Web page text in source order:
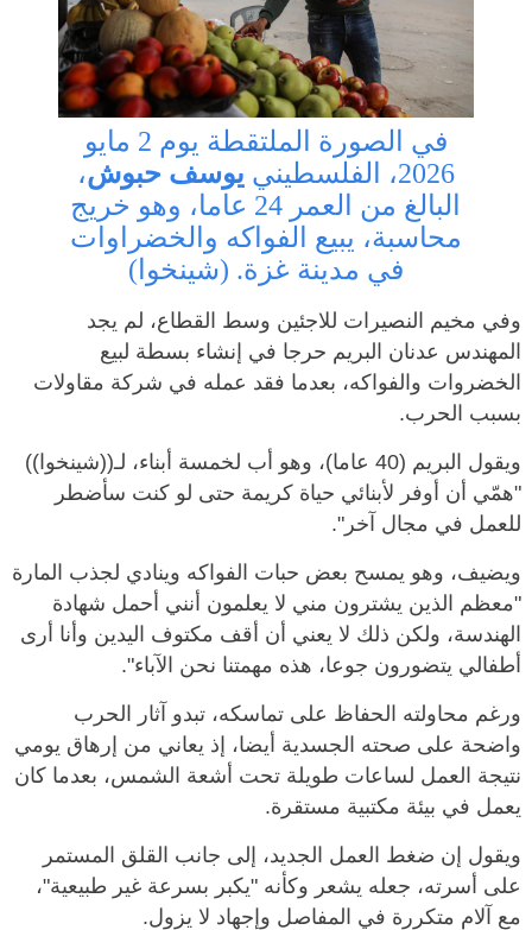
في الصورة الملتقطة يوم 2 مايو
2026، الفلسطيني
يوسف حبوش،
البالغ من العمر 24 عاما، وهو خريج
محاسبة، يبيع الفواكه والخضراوات
في مدينة غزة. (شينخوا)
وفي مخيم النصيرات للاجئين وسط القطاع، لم يجد
المهندس عدنان البريم حرجا في إنشاء بسطة لبيع
الخضروات والفواكه، بعدما فقد عمله في شركة مقاولات
بسبب الحرب.
ويقول البريم (40 عاما)، وهو أب لخمسة أبناء، لـ((شينخوا))
"همّي أن أوفر لأبنائي حياة كريمة حتى لو كنت سأضطر
للعمل في مجال آخر".
ويضيف، وهو يمسح بعض حبات الفواكه وينادي لجذب المارة
"معظم الذين يشترون مني لا يعلمون أنني أحمل شهادة
الهندسة، ولكن ذلك لا يعني أن أقف مكتوف اليدين وأنا أرى
أطفالي يتضورون جوعا، هذه مهمتنا نحن الآباء".
ورغم محاولته الحفاظ على تماسكه، تبدو آثار الحرب
واضحة على صحته الجسدية أيضا، إذ يعاني من إرهاق يومي
نتيجة العمل لساعات طويلة تحت أشعة الشمس، بعدما كان
يعمل في بيئة مكتبية مستقرة.
ويقول إن ضغط العمل الجديد، إلى جانب القلق المستمر
على أسرته، جعله يشعر وكأنه "يكبر بسرعة غير طبيعية"،
مع آلام متكررة في المفاصل وإجهاد لا يزول.